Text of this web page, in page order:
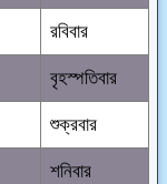
রবিবার
বৃহস্পতিবার
শুক্রবার
শনিবার